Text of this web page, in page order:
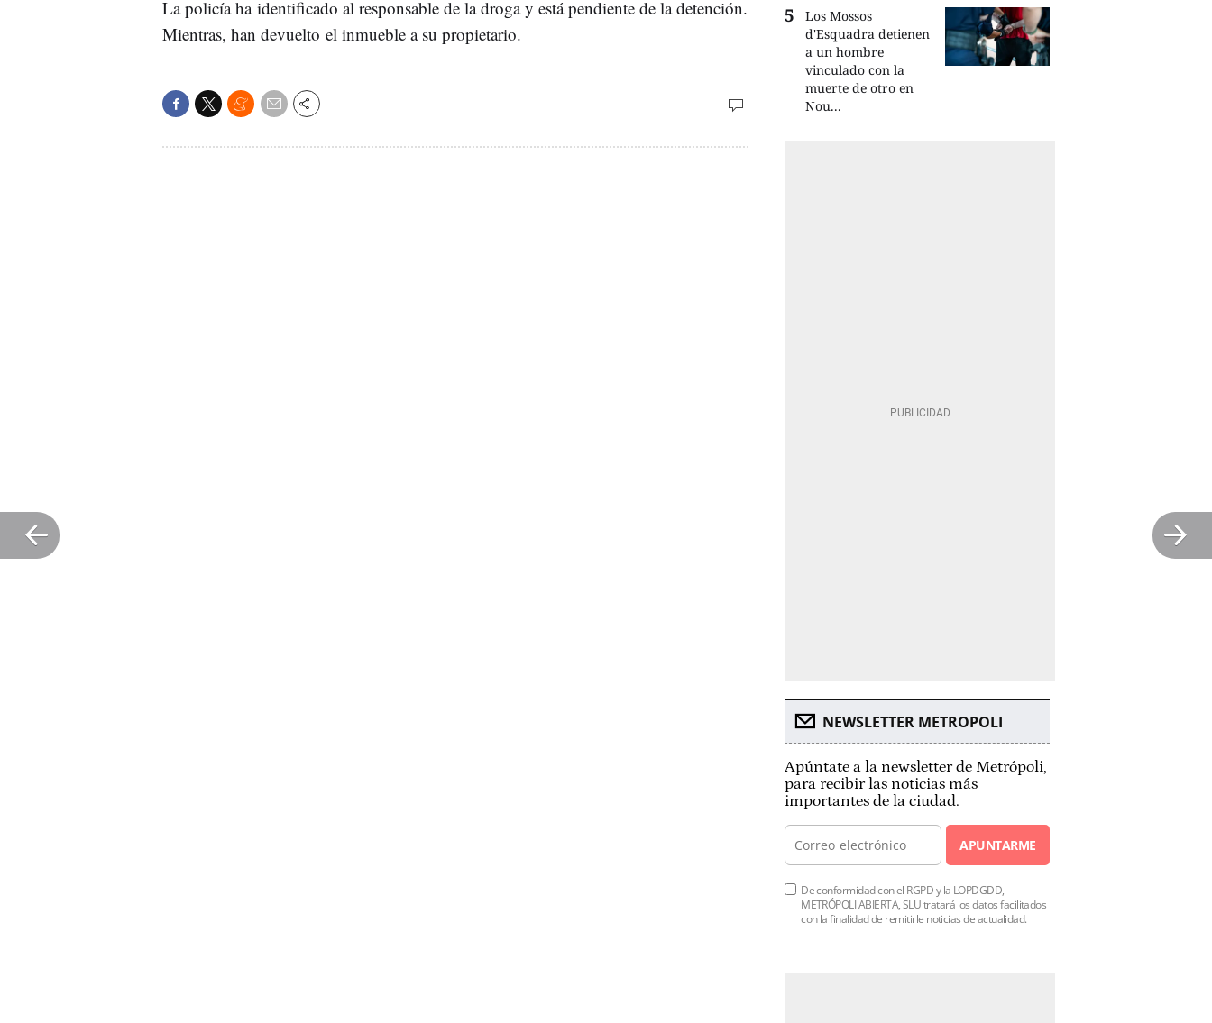
La policía ha identificado al responsable de la droga y está pendiente de la detención.
Mientras, han devuelto el inmueble a su propietario.
Los Mossos
d'Esquadra detienen
a un hombre
vinculado con la
muerte de otro en
Nou...
NEWSLETTER METROPOLI
Apúntate a la newsletter de Metrópoli,
para recibir las noticias más
importantes de la ciudad.
APUNTARME
De conformidad con el RGPD y la LOPDGDD,
METRÓPOLI ABIERTA, SLU tratará los datos facilitados
con la finalidad de remitirle noticias de actualidad.